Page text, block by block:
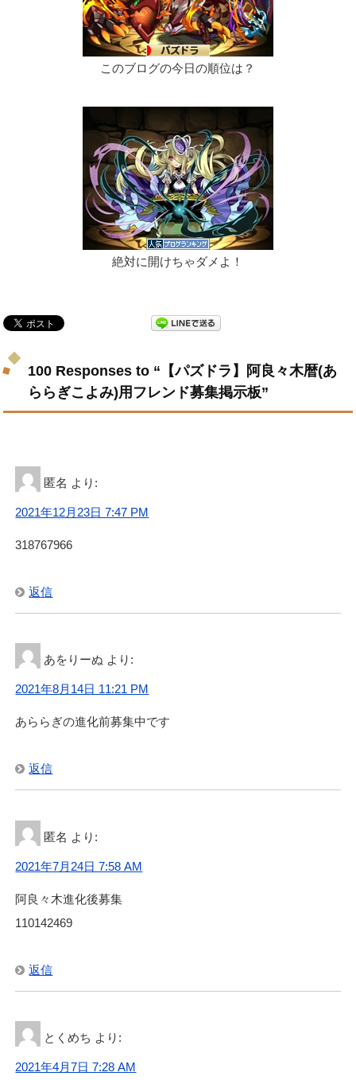
このブログの今日の順位は？
絶対に開けちゃダメよ！
100 Responses to “【パズドラ】阿良々木暦(あ
ららぎこよみ)用フレンド募集掲示板”
匿名 より:
2021年12月23日 7:47 PM
318767966
返信
あをりーぬ より:
2021年8月14日 11:21 PM
あららぎの進化前募集中です
返信
匿名 より:
2021年7月24日 7:58 AM
阿良々木進化後募集
110142469
返信
とくめち より:
2021年4月7日 7:28 AM